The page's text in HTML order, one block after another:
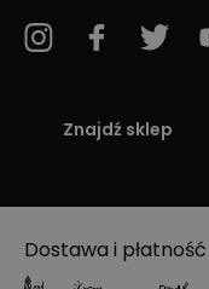
Znajdź sklep
Dostawa i płatność